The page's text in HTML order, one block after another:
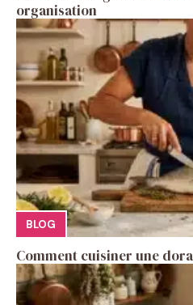
organisation
BLOG
Comment cuisiner une